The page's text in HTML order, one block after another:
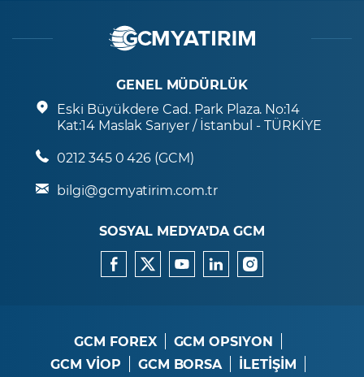
GENEL MÜDÜRLÜK
Eski Büyükdere Cad. Park Plaza. No:14
Kat:14 Maslak Sarıyer / İstanbul - TÜRKİYE
0212 345 0 426 (GCM)
bilgi@gcmyatirim.com.tr
SOSYAL MEDYA’DA GCM
GCM FOREX
GCM OPSIYON
GCM VİOP
GCM BORSA
İLETİŞİM